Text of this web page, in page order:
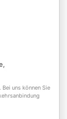
uns können Sie